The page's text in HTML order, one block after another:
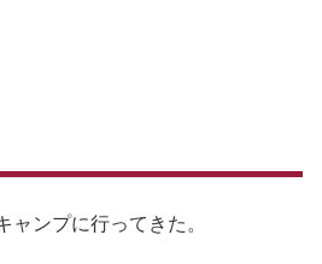
ンプに行ってきた。